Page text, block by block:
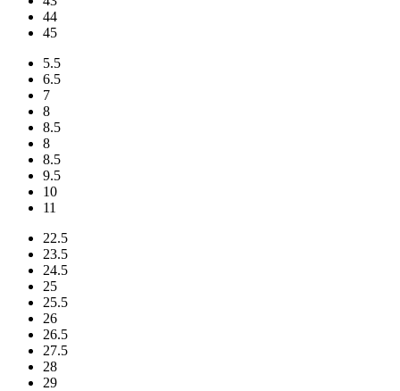
44
45
5.5
6.5
7
8
8.5
8
8.5
9.5
10
11
22.5
23.5
24.5
25
25.5
26
26.5
27.5
28
29